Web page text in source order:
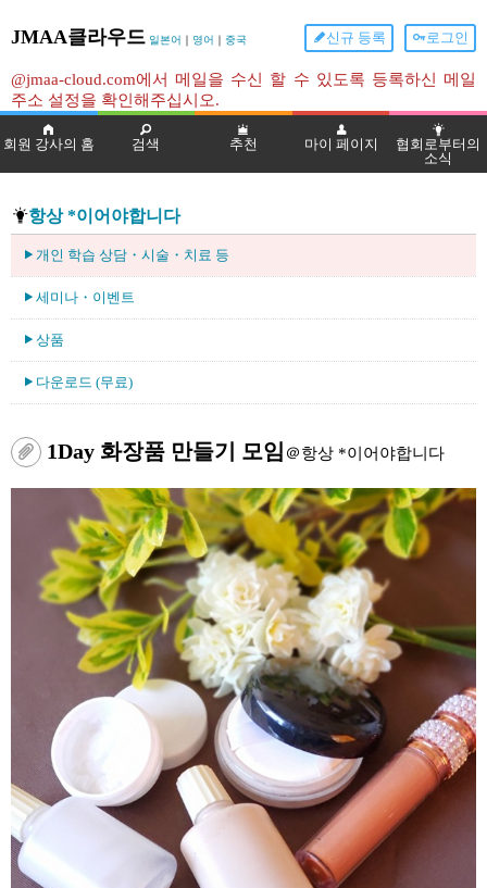
JMAA클라우드 일본어 ｜ 영어 ｜ 중국 로그인
신규 등록
@jmaa-cloud.com에서 메일을 수신 할 수 있도록 등록하신 메일
주소 설정을 확인해주십시오.
회원 강사의 홈 검색 추천 마이 페이지
협회로부터의
소식
항상 *이어야합니다
개인 학습 상담・시술・치료 등
세미나・이벤트
상품
다운로드 (무료)
1Day 화장품 만들기 모임 ＠항상 *이어야합니다